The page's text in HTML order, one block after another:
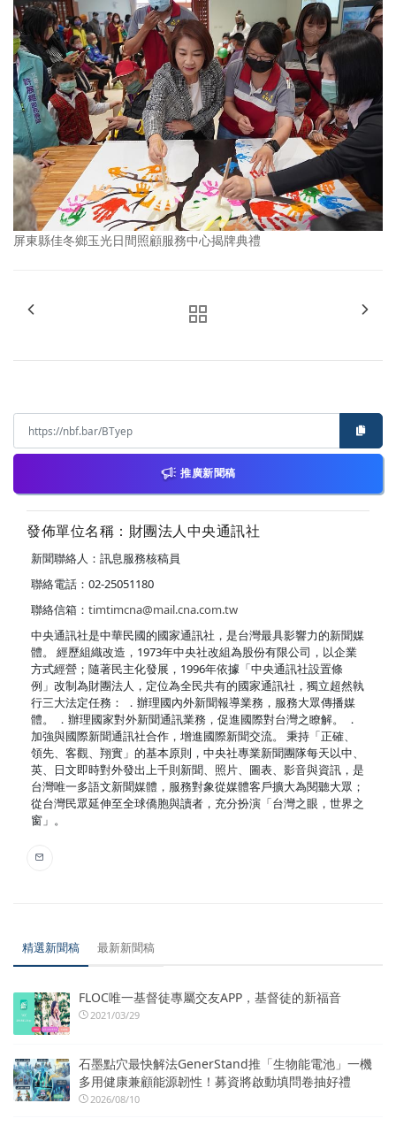
屏東縣佳冬鄉玉光日間照顧服務中心揭牌典禮
推廣新聞稿
發佈單位名稱：財團法人中央通訊社
新聞聯絡人：訊息服務核稿員
聯絡電話：02-25051180
聯絡信箱： timtimcna@mail.cna.com.tw
中央通訊社是中華民國的國家通訊社，是台灣最具影響力的新聞媒
體。 經歷組織改造，1973年中央社改組為股份有限公司，以企業
方式經營；隨著民主化發展，1996年依據「中央通訊社設置條
例」改制為財團法人，定位為全民共有的國家通訊社，獨立超然執
行三大法定任務： ．辦理國內外新聞報導業務，服務大眾傳播媒
體。 ．辦理國家對外新聞通訊業務，促進國際對台灣之瞭解。 ．
加強與國際新聞通訊社合作，增進國際新聞交流。 秉持「正確、
領先、客觀、翔實」的基本原則，中央社專業新聞團隊每天以中、
英、日文即時對外發出上千則新聞、照片、圖表、影音與資訊，是
台灣唯一多語文新聞媒體，服務對象從媒體客戶擴大為閱聽大眾；
從台灣民眾延伸至全球僑胞與讀者，充分扮演「台灣之眼，世界之
窗」。
精選新聞稿 最新新聞稿
FLOC唯一基督徒專屬交友APP，基督徒的新福音
2021/03/29
石墨點穴最快解法GenerStand推「生物能電池」一機
多用健康兼顧能源韌性！募資將啟動填問卷抽好禮
2026/08/10